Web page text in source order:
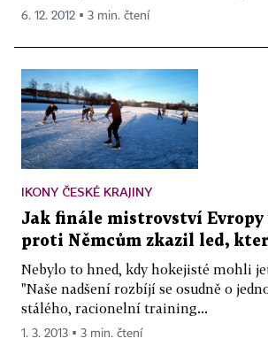
6. 12. 2012 ▪ 3 min. čtení
IKONY ČESKÉ KRAJINY
Jak finále mistrovství Evropy
proti Němcům zkazil led,
Nebylo to hned, kdy hokejisté mohli
"Naše nadšení rozbíjí se osudně o
stálého, racionelní training...
1. 3. 2013 ▪ 3 min. čtení